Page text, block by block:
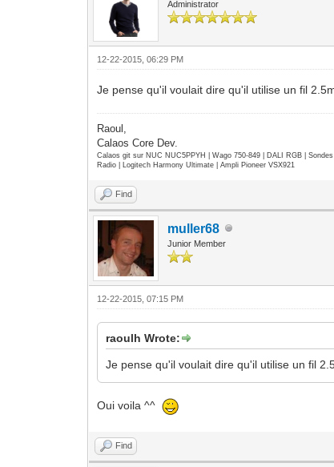
Administrator
12-22-2015, 06:29 PM
Je pense qu'il voulait dire qu'il utilise un fil
Raoul,
Calaos Core Dev.
Calaos git sur NUC NUC5PPYH | Wago 750-849 | DALI RGB |
Radio | Logitech Harmony Ultimate | Ampli Pioneer VSX921
Find
muller68
Junior Member
12-22-2015, 07:15 PM
raoulh Wrote:
Je pense qu'il voulait dire qu'il utilise un fil
Oui voila ^^
Find